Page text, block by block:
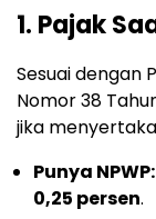
1. Pajak
Sesuai dengan
Nomor 38
jika
Punya NPWP:
0,25 persen.